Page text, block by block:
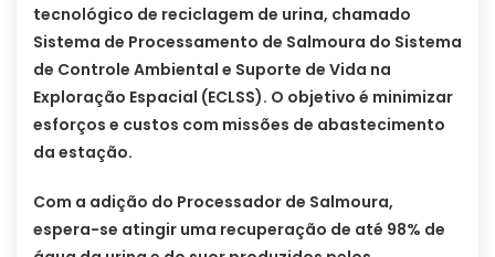
tecnológico de reciclagem de urina, chamado
Sistema de Processamento de Salmoura do Sistema
de Controle Ambiental e Suporte de Vida na
Exploração Espacial (ECLSS). O objetivo é minimizar
esforços e custos com missões de abastecimento
da estação.
Com a adição do Processador de Salmoura,
espera-se atingir uma recuperação de até 98% de